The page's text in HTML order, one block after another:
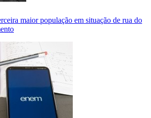
maior população em situação de rua do